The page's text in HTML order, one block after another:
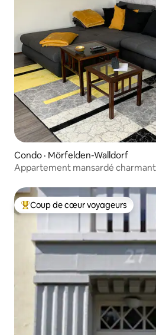
Condo · Mörfelden-Walldorf
Appartement mansardé
Coup de cœur voyageurs parmi les
Coup de cœur voyageurs